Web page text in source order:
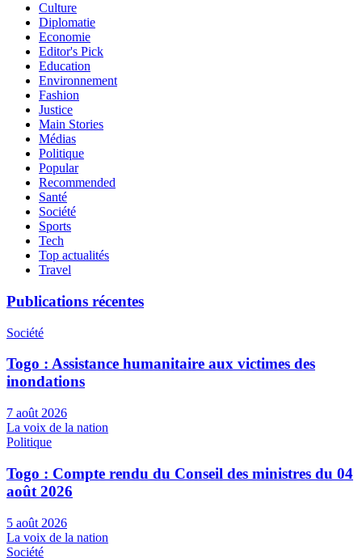
Culture
Diplomatie
Economie
Editor's Pick
Education
Environnement
Fashion
Justice
Main Stories
Médias
Politique
Popular
Recommended
Santé
Société
Sports
Tech
Top actualités
Travel
Publications récentes
Société
Togo : Assistance humanitaire aux victimes des
inondations
7 août 2026
La voix de la nation
Politique
Togo : Compte rendu du Conseil des ministres du 04
août 2026
5 août 2026
La voix de la nation
Société